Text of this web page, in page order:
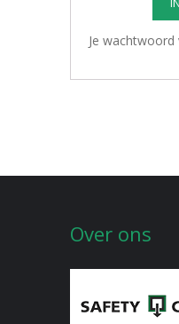
Je wachtwoord
Over ons